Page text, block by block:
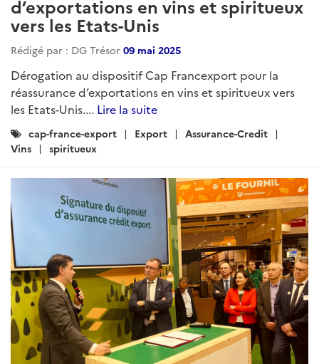
d’exportations en vins et spiritueux
vers les Etats-Unis
Rédigé par : DG Trésor 09 mai 2025
Dérogation au dispositif Cap Francexport pour la
réassurance d’exportations en vins et spiritueux vers
les Etats-Unis.... Lire la suite
Catégories
:
cap-france-export Export
Assurance-Credit
Vins
spiritueux